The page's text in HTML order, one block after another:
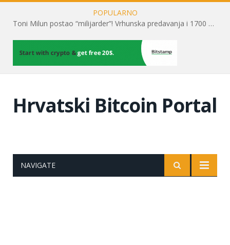
POPULARNO
Toni Milun postao “milijarder”! Vrhunska predavanja i 1700 posjetitelja obilježili su mjesec financijske pismenosti
Hrvatski Bitcoin Portal
NAVIGATE